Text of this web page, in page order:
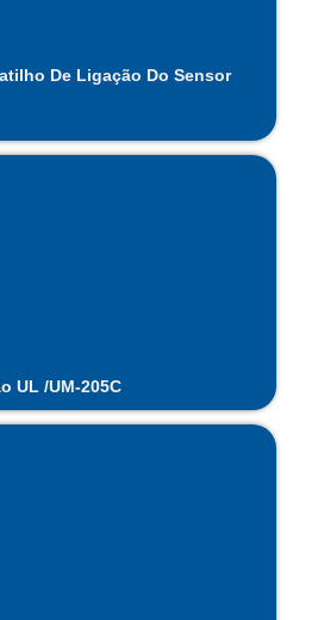
De Ligação Do Sensor
UL /UM-205C